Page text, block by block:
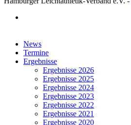
Close
Menu
News
Termine
Ergebnisse
Ergebnisse 2026
Ergebnisse 2025
Ergebnisse 2024
Ergebnisse 2023
Ergebnisse 2022
Ergebnisse 2021
Ergebnisse 2020